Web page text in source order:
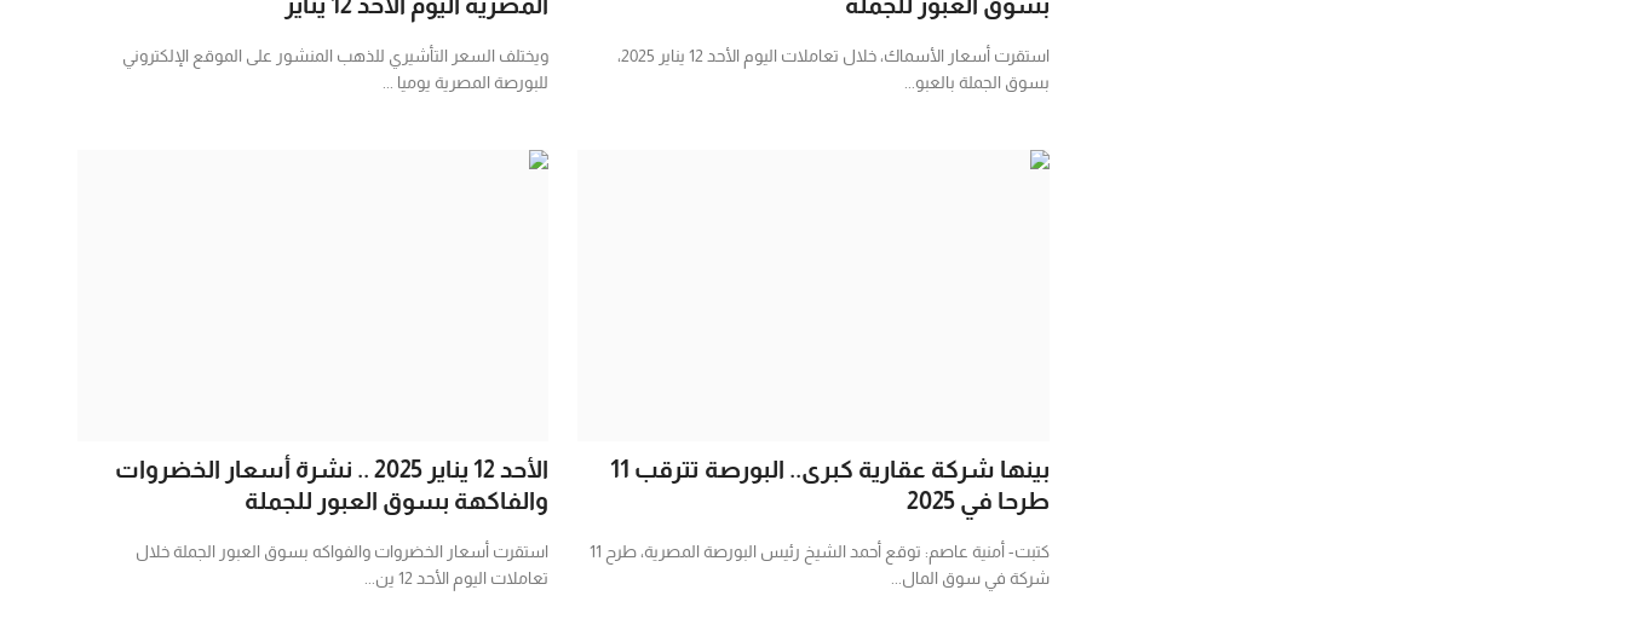
استقرت أسعار الأسماك، خلال تعاملات اليوم الأحد 12 يناير 2025،
بسوق الجملة بالعبو...
ويختلف السعر التأشيري للذهب المنشور على الموقع الإلكتروني
للبورصة المصرية يوميا ...
بينها شركة عقارية كبرى.. البورصة تترقب 11
طرحا في 2025
كتبت- أمنية عاصم: توقع أحمد الشيخ رئيس البورصة المصرية، طرح 11
شركة في سوق المال...
الأحد 12 يناير 2025 .. نشرة أسعار الخضروات
والفاكهة بسوق العبور للجملة
استقرت أسعار الخضروات والفواكه بسوق العبور الجملة خلال
تعاملات اليوم الأحد 12 ين...